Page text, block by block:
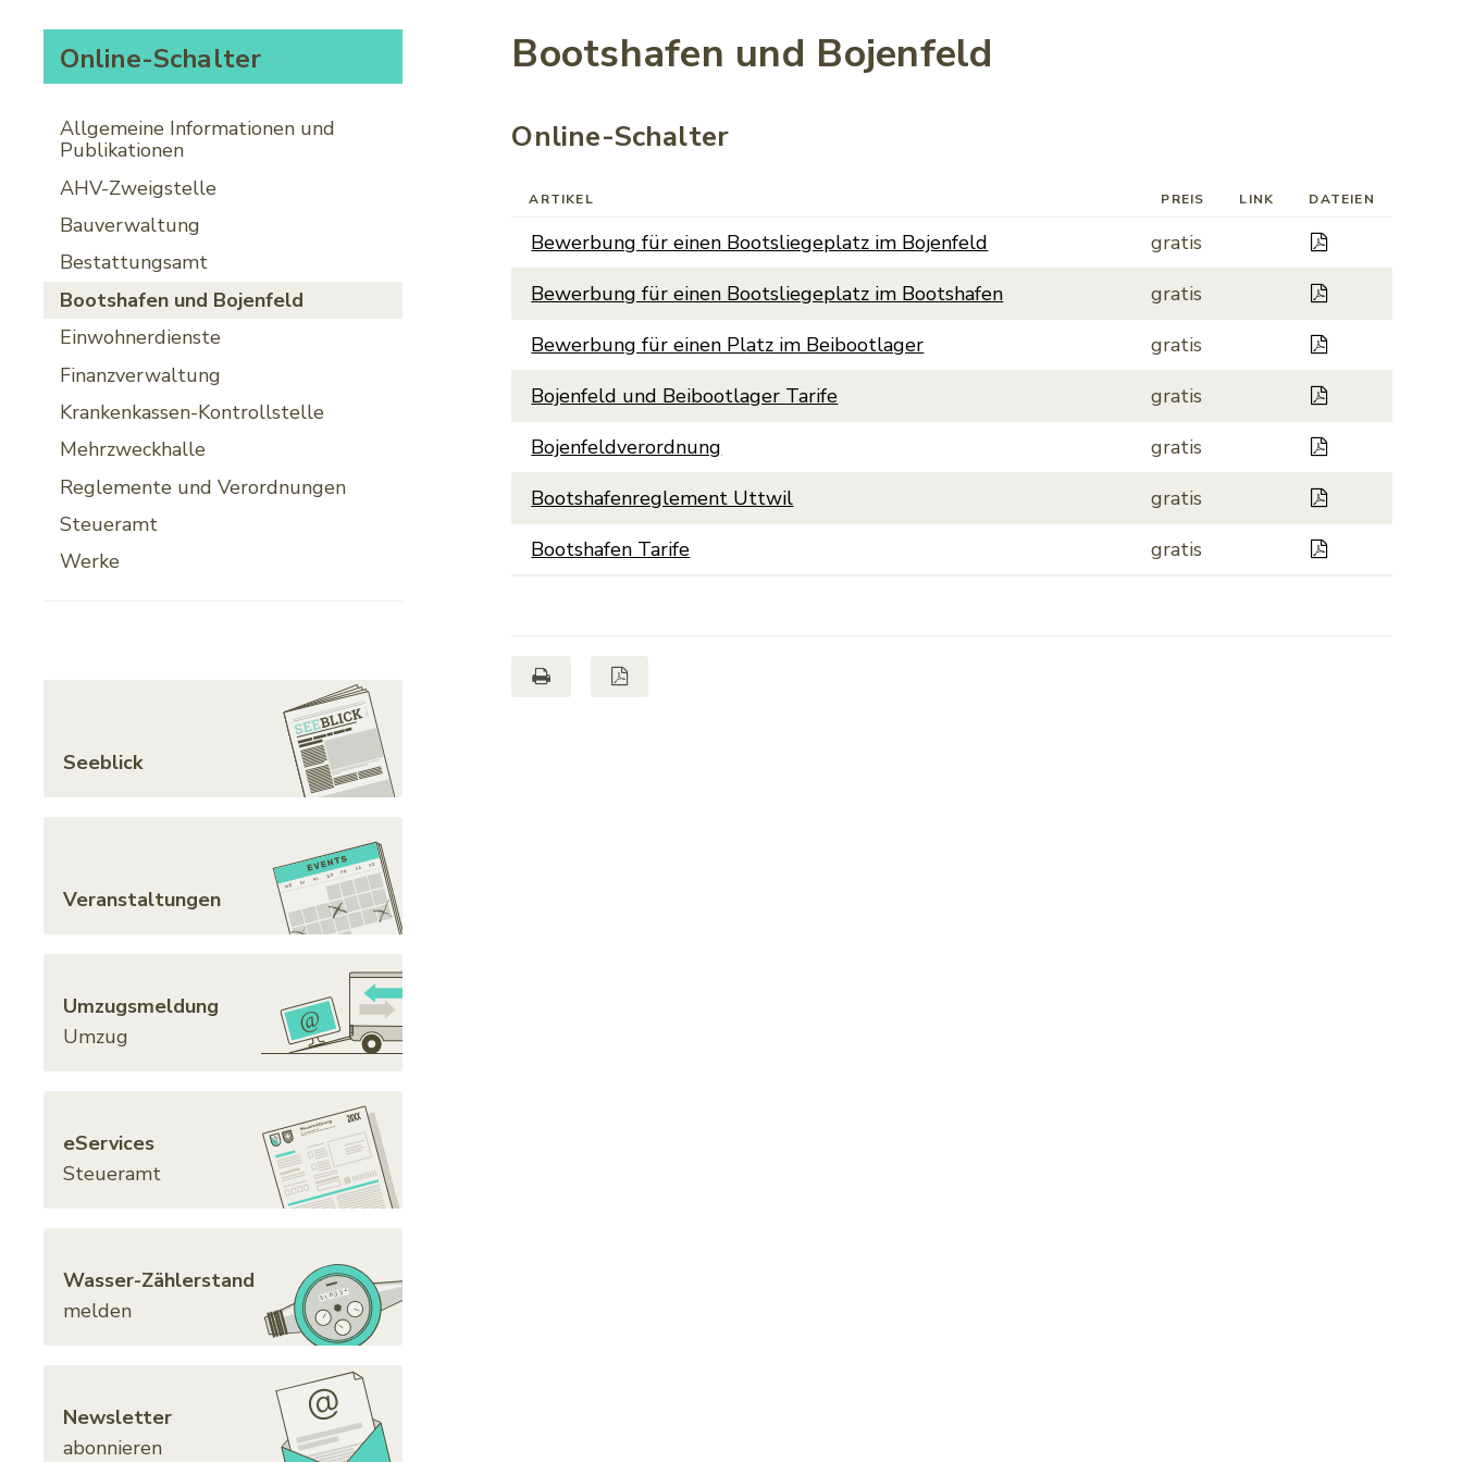
Subnavigation
Online-Schalter
Allgemeine Informationen und
Publikationen
AHV-Zweigstelle
Bauverwaltung
Bestattungsamt
Bootshafen und Bojenfeld
Einwohnerdienste
Finanzverwaltung
Krankenkassen-Kontrollstelle
Mehrzweckhalle
Reglemente und Verordnungen
Steueramt
Werke
Seeblick
Veranstaltungen
Umzugsmeldung
Umzug
eServices
Steueramt
Wasser-Zählerstand
melden
Newsletter
abonnieren
Bootshafen und Bojenfeld
Online-Schalter
ARTIKEL PREIS LINK DATEIEN
Bewerbung für einen Bootsliegeplatz im Bojenfeld gratis
Bewerbung für einen Bootsliegeplatz im Bootshafen
gratis
Bewerbung für einen Platz im Beibootlager
gratis
Bojenfeld und Beibootlager Tarife
gratis
Bojenfeldverordnung
gratis
Bootshafenreglement Uttwil
gratis
Bootshafen Tarife
gratis
Seite druckenSeite als PDF